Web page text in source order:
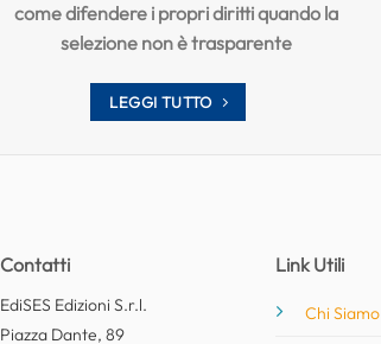
come difendere i propri diritti quando la
selezione non è trasparente
LEGGI TUTTO
Contatti
EdiSES Edizioni S.r.l.
Piazza Dante, 89
Link Utili
Chi Siamo